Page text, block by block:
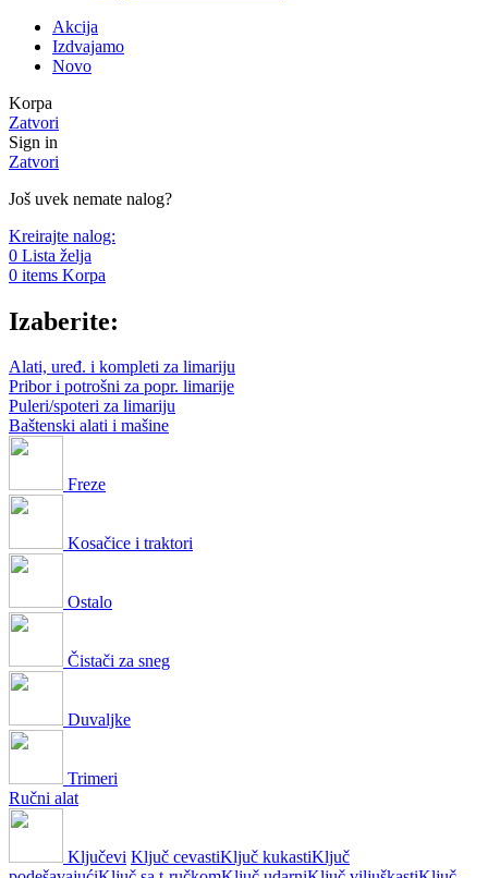
Akcija
Izdvajamo
Novo
Korpa
Zatvori
Sign in
Zatvori
Još uvek nemate nalog?
Kreirajte nalog:
0 Lista želja
0 items Korpa
Izaberite:
Alati, uređ. i kompleti za limariju
Pribor i potrošni za popr. limarije
Puleri/spoteri za limariju
Baštenski alati i mašine
Freze
Kosačice i traktori
Ostalo
Čistači za sneg
Duvaljke
Trimeri
Ručni alat
Ključevi Ključ cevastiKljuč kukastiKljuč